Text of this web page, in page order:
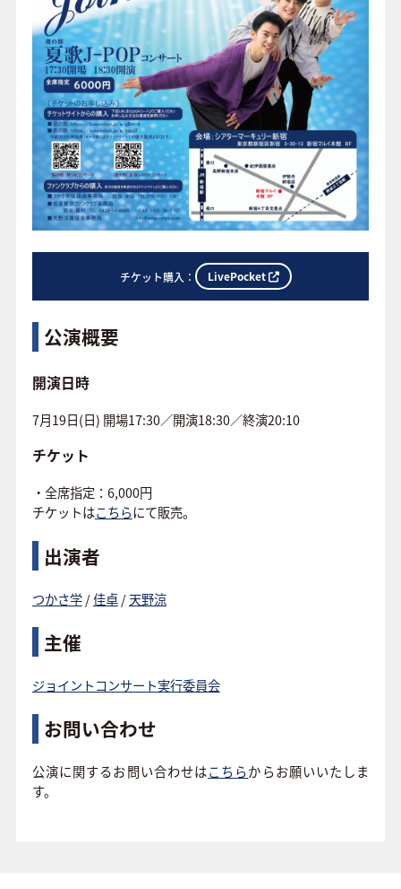
チケット購入： LivePocket
公演概要
開演日時
7月19日(日) 開場17:30／開演18:30／終演20:10
チケット
・全席指定：6,000円
チケットはこちらにて販売。
出演者
つかさ学/佳卓/天野涼
主催
ジョイントコンサート実行委員会
お問い合わせ
公演に関するお問い合わせはこちらからお願いいたしま
す。